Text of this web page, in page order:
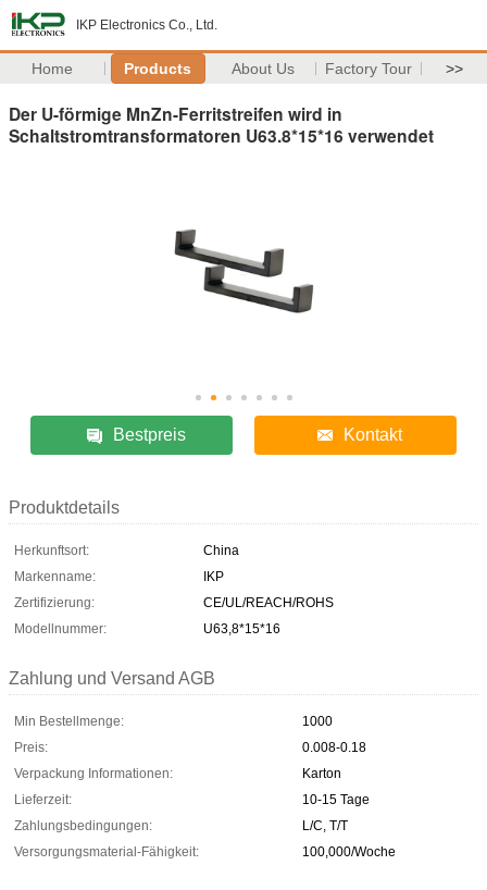
IKP Electronics Co., Ltd.
Home Products About Us Factory Tour >>
Der U-förmige MnZn-Ferritstreifen wird in
Schaltstromtransformatoren U63.8*15*16 verwendet
Bestpreis Kontakt
Produktdetails
Herkunftsort:
China
Markenname:
IKP
Zertifizierung:
CE/UL/REACH/ROHS
Modellnummer:
U63,8*15*16
Zahlung und Versand AGB
Min Bestellmenge:
1000
Preis:
0.008-0.18
Verpackung Informationen:
Karton
Lieferzeit:
10-15 Tage
Zahlungsbedingungen:
L/C, T/T
Versorgungsmaterial-Fähigkeit:
100,000/Woche